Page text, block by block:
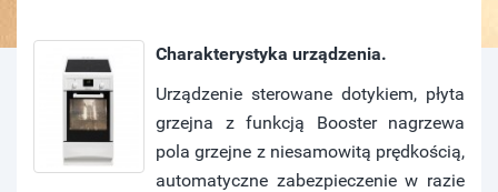
Charakterystyka urządzenia.
Urządzenie sterowane dotykiem, płyta
grzejna z funkcją Booster nagrzewa
pola grzejne z niesamowitą prędkością,
automatyczne zabezpieczenie w razie